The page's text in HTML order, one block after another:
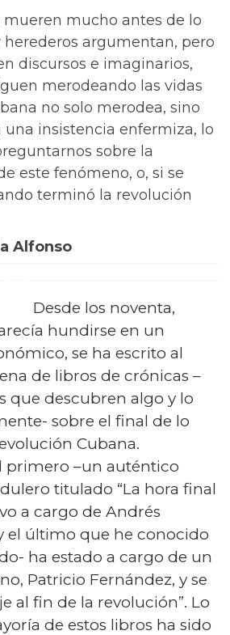
mueren mucho antes de lo
herederos argumentan, pero
discursos e imaginarios,
merodeando las vidas
no solo merodea, sino
una insistencia enfermiza, lo
sobre la
este fenómeno, o, si se
terminó la revolución
Alfonso
Desde los noventa,
hundirse en un
se ha escrito al
de libros de crónicas –
que descubren algo y lo
sobre el final de lo
Cubana.
primero –un auténtico
titulado “La hora final
a cargo de Andrés
el último que he conocido
ha estado a cargo de un
Patricio Fernández, y se
al fin de la revolución”. Lo
de estos libros ha sido